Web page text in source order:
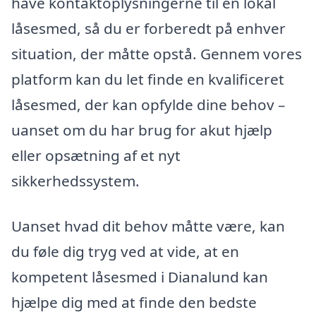
låsesmed, så du er forberedt på enhver
situation, der måtte opstå. Gennem vores
platform kan du let finde en kvalificeret
låsesmed, der kan opfylde dine behov –
uanset om du har brug for akut hjælp
eller opsætning af et nyt
sikkerhedssystem.
Uanset hvad dit behov måtte være, kan
du føle dig tryg ved at vide, at en
kompetent låsesmed i Dianalund kan
hjælpe dig med at finde den bedste